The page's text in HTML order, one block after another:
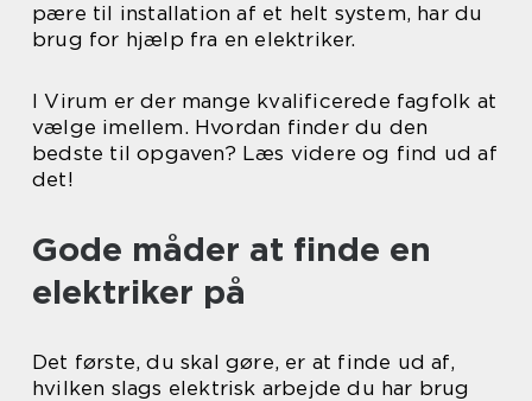
pære til installation af et helt system, har du
brug for hjælp fra en elektriker.
I Virum er der mange kvalificerede fagfolk at
vælge imellem. Hvordan finder du den
bedste til opgaven? Læs videre og find ud af
det!
Gode måder at finde en
elektriker på
Det første, du skal gøre, er at finde ud af,
hvilken slags elektrisk arbejde du har brug